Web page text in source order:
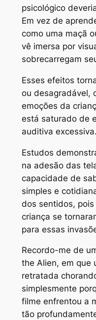
psicológico
Em vez de
como uma maçã
vê imersa por
sobrecarregam
Esses efeitos
ou desagradável,
emoções da
está saturado de
auditiva excessiva.
Estudos
na adesão das
capacidade de
simples e
dos sentidos,
criança se
para essas
Recordo-me de
the Alien, em que
retratada
simplesmente
filme enfrentou a
tão